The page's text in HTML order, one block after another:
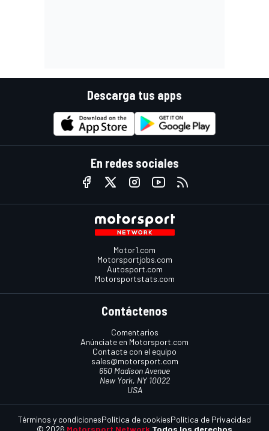
Descarga tus apps
En redes sociales
Motor1.com
Motorsportjobs.com
Autosport.com
Motorsportstats.com
Contáctenos
Comentarios
Anúnciate en Motorsport.com
Contacte con el equipo
sales@motorsport.com
650 Madison Avenue
New York, NY 10022
USA
© 2026 Motorsport Network Todos los derechos
Términos y condicionesPolítica de cookiesPolítica de Privacidad